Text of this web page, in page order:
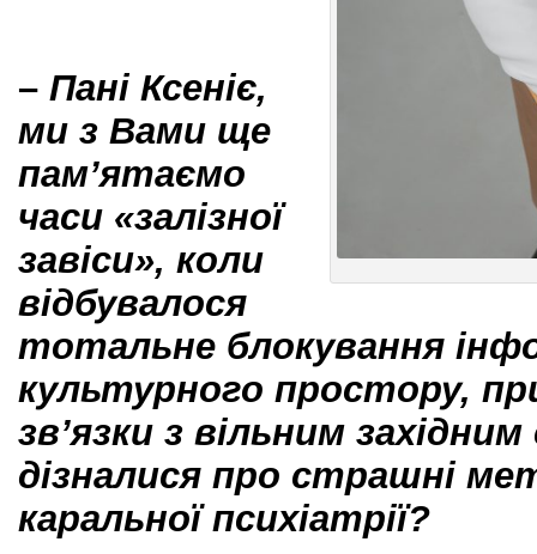
– Пані Ксеніє,
ми з Вами ще
пам’ятаємо
часи «залізної
завіси», коли
відбувалося
тотальне блокування
культурного простору,
зв’язки з вільним
дізналися про страшні
каральної психіатрії?